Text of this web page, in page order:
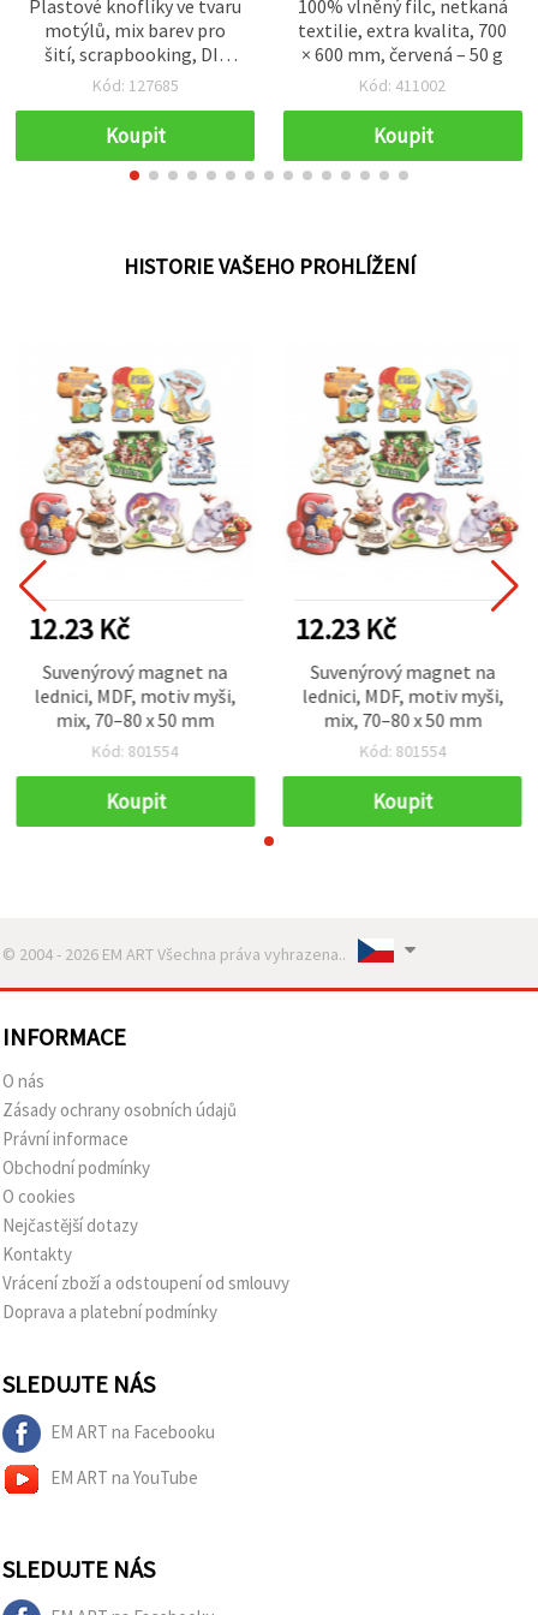
Plastové knoflíky ve tvaru
motýlů, mix barev pro
šití, scrapbooking, DIY
projekty a domácí
otvor 2 mm - balení 20 ks
Kód: 127685
Koupit
100% vlněný filc, netkaná
textilie, extra kvalita, 700
× 600 mm, červená – 50 g
Kód: 411002
Koupit
HISTORIE VAŠEHO PROHLÍŽENÍ
12.23 Kč
Suvenýrový magnet na
lednici, MDF, motiv myši,
mix, 70–80 x 50 mm
Kód: 801554
Koupit
12.23 Kč
Suvenýrový magnet na
lednici, MDF, motiv myši,
mix, 70–80 x 50 mm
Kód: 801554
Koupit
© 2004 - 2026 EM ART Všechna práva vyhrazena..
INFORMACE
O nás
Zásady ochrany osobních údajů
Právní informace
Obchodní podmínky
O cookies
Nejčastější dotazy
Kontakty
Vrácení zboží a odstoupení od smlouvy
Doprava a platební podmínky
SLEDUJTE NÁS
EM ART na Facebooku
EM ART na YouTube
SLEDUJTE NÁS